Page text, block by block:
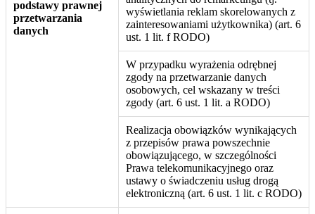
podstawy prawnej
przetwarzania
danych
wyświetlania reklam skorelowanych z
zainteresowaniami użytkownika) (art. 6
ust. 1 lit. f RODO)
W przypadku wyrażenia odrębnej
zgody na przetwarzanie danych
osobowych, cel wskazany w treści
zgody (art. 6 ust. 1 lit. a RODO)
Realizacja obowiązków wynikających
z przepisów prawa powszechnie
obowiązującego, w szczególności
Prawa telekomunikacyjnego oraz
ustawy o świadczeniu usług drogą
elektroniczną (art. 6 ust. 1 lit. c RODO)